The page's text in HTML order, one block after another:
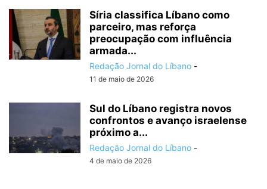
Síria classifica Líbano como
parceiro, mas reforça
preocupação com influência
armada...
Redação Jornal do Líbano -
11 de maio de 2026
Sul do Líbano registra novos
confrontos e avanço israelense
próximo a...
Redação Jornal do Líbano -
4 de maio de 2026